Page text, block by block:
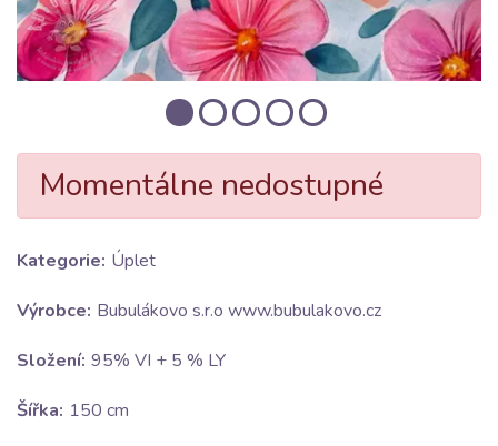
Momentálne nedostupné
Kategorie: Úplet
Výrobce: Bubulákovo s.r.o www.bubulakovo.cz
Složení: 95% VI + 5 % LY
Šířka: 150 cm